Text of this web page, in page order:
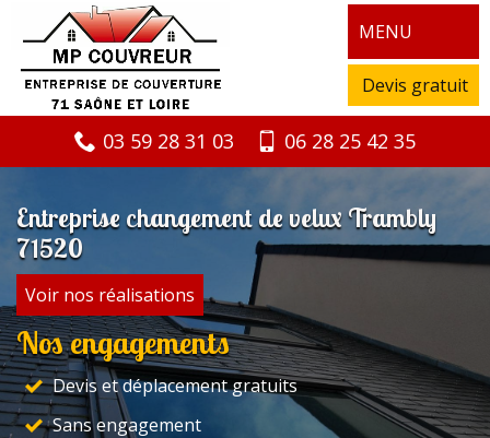
MENU
Devis gratuit
03 59 28 31 03 06 28 25 42 35
Entreprise changement de velux Trambly
71520
Voir nos réalisations
Nos engagements
Devis et déplacement gratuits
Sans engagement